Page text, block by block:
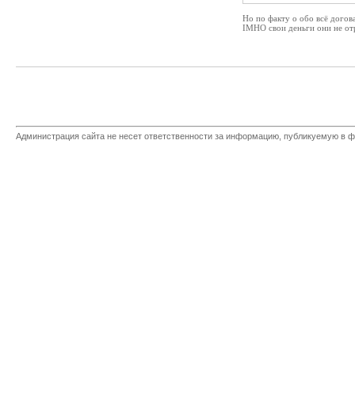
Но по факту о обо всё
IMHO свои деньги они не
Администрация сайта не несет ответственности за информацию, публикуемую